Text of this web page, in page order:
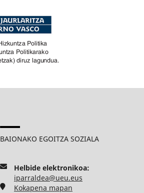
BAIONAKO EGOITZA SOZIALA
Helbide elektronikoa:
iparraldea@ueu.eus
Kokapena mapan